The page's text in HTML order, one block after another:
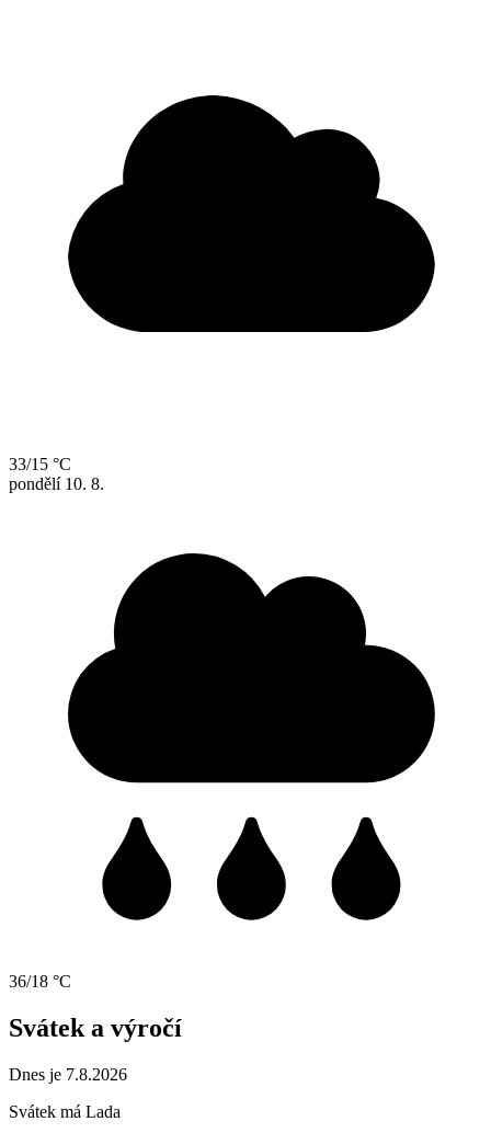
33/15 °C
pondělí 10. 8.
36/18 °C
Svátek a výročí
Dnes je 7.8.2026
Svátek má Lada